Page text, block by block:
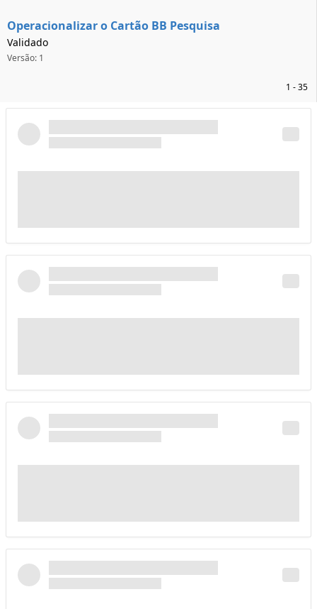
Operacionalizar o Cartão BB Pesquisa
Validado
Versão: 1
1 - 35